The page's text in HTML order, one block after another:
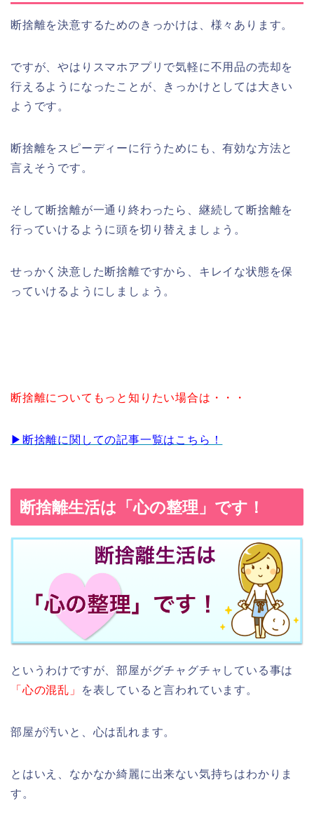
断捨離を決意するためのきっかけは、様々あります。
ですが、やはりスマホアプリで気軽に不用品の売却を
行えるようになったことが、きっかけとしては大きい
ようです。
断捨離をスピーディーに行うためにも、有効な方法と
言えそうです。
そして断捨離が一通り終わったら、継続して断捨離を
行っていけるように頭を切り替えましょう。
せっかく決意した断捨離ですから、キレイな状態を保
っていけるようにしましょう。
断捨離についてもっと知りたい場合は・・・
▶︎断捨離に関しての記事一覧はこちら！
断捨離生活は「心の整理」です！
というわけですが、部屋がグチャグチャしている事は
「心の混乱」
を表していると言われています。
部屋が汚いと、心は乱れます。
とはいえ、なかなか綺麗に出来ない気持ちはわかりま
す。